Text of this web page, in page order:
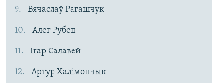
Вячаслаў Рагашчук
Алег Рубец
Ігар Салавей
Артур Халімончык